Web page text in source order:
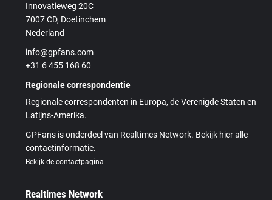
Innovatieweg 20C
7007 CD, Doetinchem
Nederland
info@gpfans.com
+31 6 455 168 60
Regionale correspondentie
Regionale correspondenten in Europa, de Verenigde Staten en
Latijns-Amerika.
GPFans is onderdeel van Realtimes Network. Bekijk hier alle
contactinformatie.
Bekijk de contactpagina
Realtimes Network